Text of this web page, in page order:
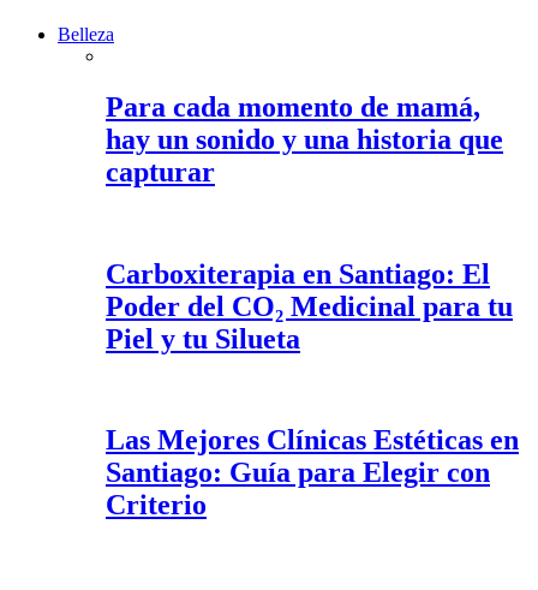
Belleza
Para cada momento de mamá,
hay un sonido y una historia que
capturar
Carboxiterapia en Santiago: El
Poder del CO₂ Medicinal para tu
Piel y tu Silueta
Las Mejores Clínicas Estéticas en
Santiago: Guía para Elegir con
Criterio